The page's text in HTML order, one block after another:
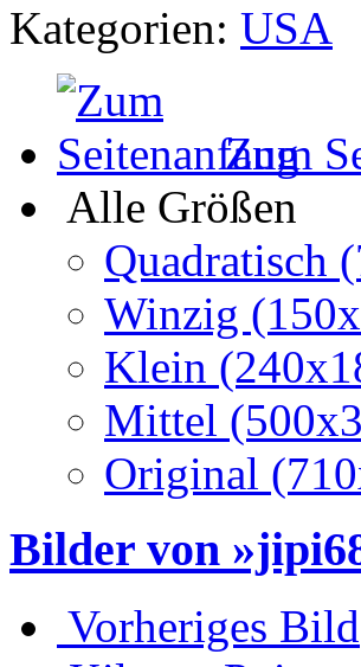
Kategorien: USA
Zum
Alle Größen
Quadratisch
Winzig
Klein
Mittel
Original
Bilder von
Vorheriges Bild